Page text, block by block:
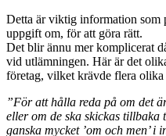
Detta är viktig information som
uppgift om, för att göra rätt.
Det blir ännu mer komplicerat
vid utlämningen. Här är det
företag, vilket krävde flera olika
”För att hålla reda på om det
eller om de ska skickas
ganska mycket ’om och men’ i